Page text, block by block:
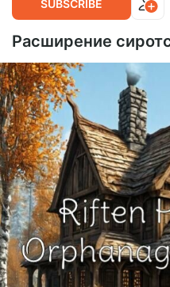
SUBSCRIBE
Расширение